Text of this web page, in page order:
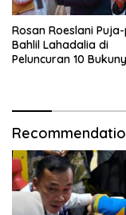
Rosan Roeslani
Bahlil Lahadalia di
Peluncuran 10